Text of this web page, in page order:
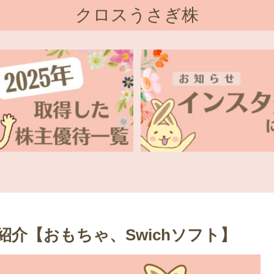
クロスうさぎ株
介【おもちゃ、Swichソフト】